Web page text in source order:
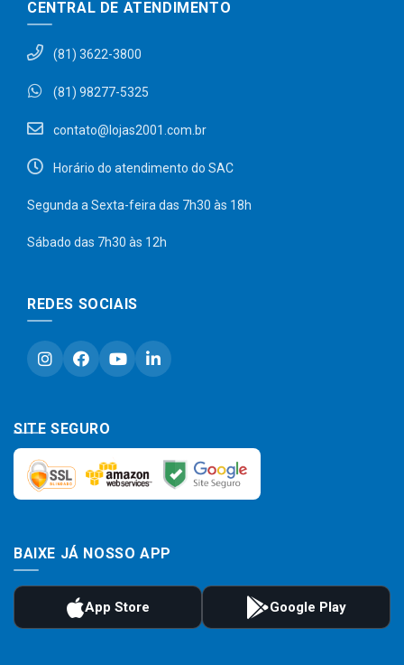
CENTRAL DE ATENDIMENTO
(81) 3622-3800
(81) 98277-5325
contato@lojas2001.com.br
Horário do atendimento do SAC
Segunda a Sexta-feira das 7h30 às 18h
Sábado das 7h30 às 12h
REDES SOCIAIS
SITE SEGURO
BAIXE JÁ NOSSO APP